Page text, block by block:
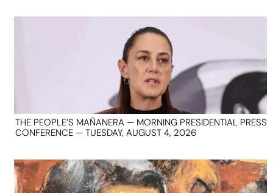
THE PEOPLE’S MAÑANERA — MORNING PRESIDENTIAL PRESS
CONFERENCE — TUESDAY, AUGUST 4, 2026